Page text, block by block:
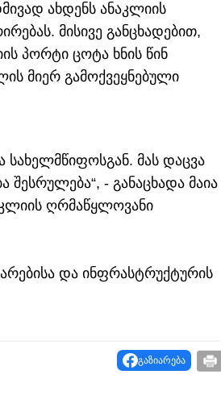
ახდენს ანაკლიის
მისივე განცხადებით,
პორტი ცოტა ხნის წინ
მიერ გამოქვეყნებული
სახელმწიფოსგან. მას დაცვა
- განაცხადა მაია
ღრმაწყლოვანი
და ინფრასტრუქტურის
გაზიარება